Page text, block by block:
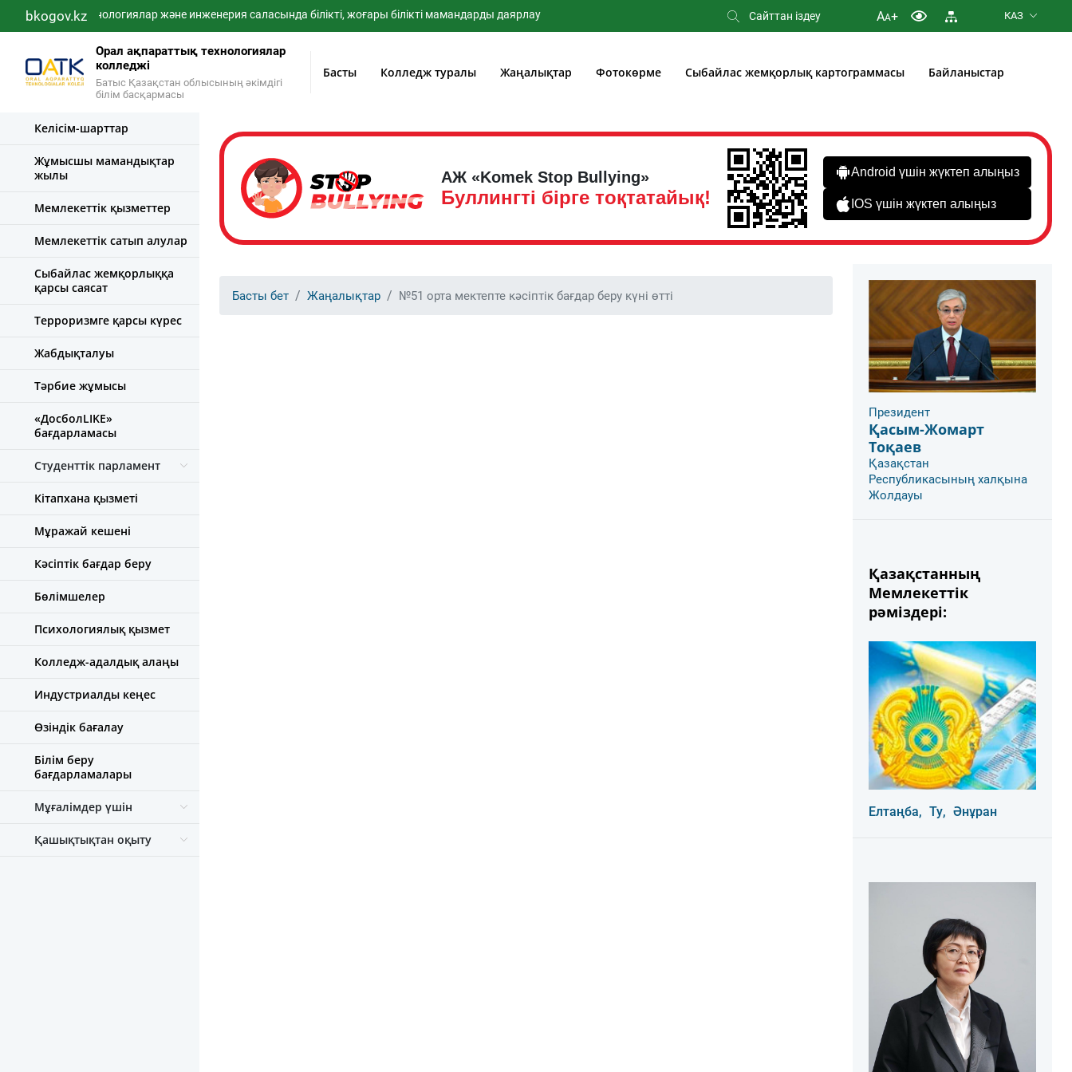
bkogov.kz
IT-технологиялар және инженерия саласында білікті, жоғары білікті мамандарды даярлау AA+ КАЗ
Орал ақпараттық технологиялар
колледжі
Батыс Қазақстан облысының әкімдігі
білім басқармасы
Басты Колледж туралы Жаңалықтар Фотокөрме Сыбайлас жемқорлық картограммасы Байланыстар
Келісім-шарттар
Жұмысшы мамандықтар
жылы
Мемлекеттік қызметтер
Мемлекеттік сатып алулар
Сыбайлас жемқорлыққа
қарсы саясат
Терроризмге қарсы күрес
Жабдықталуы
Тәрбие жұмысы
«ДосболLIKE»
бағдарламасы
Студенттік парламент
Кітапхана қызметі
Мұражай кешені
Кәсіптік бағдар беру
Бөлімшелер
Психологиялық қызмет
Колледж-адалдық алаңы
Индустриалды кеңес
Өзіндік бағалау
Білім беру
бағдарламалары
Мұғалімдер үшін
Қашықтықтан оқыту
АЖ «Komek Stop Bullying»
Буллингті бірге тоқтатайық!
Android үшін жүктеп алыңыз
IOS үшін жүктеп алыңыз
Басты бет Жаңалықтар №51 орта мектепте кәсіптік бағдар беру күні өтті
Президент
Қасым-Жомарт
Тоқаев
Қазақстан
Республикасының халқына
Жолдауы
Қазақстанның
Мемлекеттік
рәміздері:
Елтаңба, Ту, Әнұран